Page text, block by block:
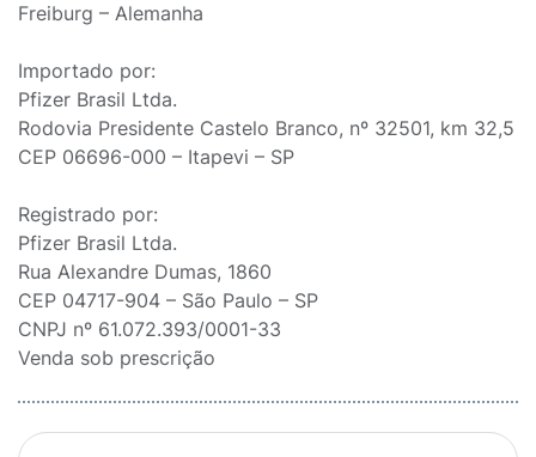
Freiburg – Alemanha
Importado por:
Pfizer Brasil Ltda.
Rodovia Presidente Castelo Branco, nº 32501, km 32,5
CEP 06696-000 – Itapevi – SP
Registrado por:
Pfizer Brasil Ltda.
Rua Alexandre Dumas, 1860
CEP 04717-904 – São Paulo – SP
CNPJ nº 61.072.393/0001-33
Venda sob prescrição